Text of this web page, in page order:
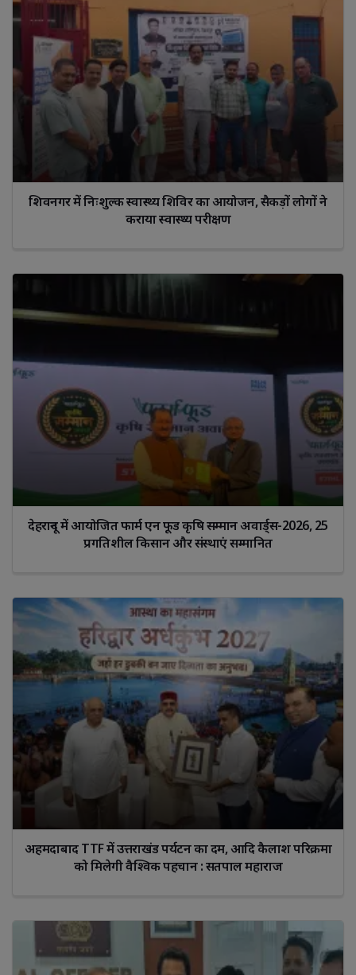
शिवनगर में निःशुल्क स्वास्थ्य शिविर का आयोजन, सैकड़ों लोगों ने
कराया स्वास्थ्य परीक्षण
देहरादून में आयोजित फार्म एन फूड कृषि सम्मान अवार्ड्स-2026, 25
प्रगतिशील किसान और संस्थाएं सम्मानित
अहमदाबाद TTF में उत्तराखंड पर्यटन का दम, आदि कैलाश परिक्रमा
को मिलेगी वैश्विक पहचान : सतपाल महाराज